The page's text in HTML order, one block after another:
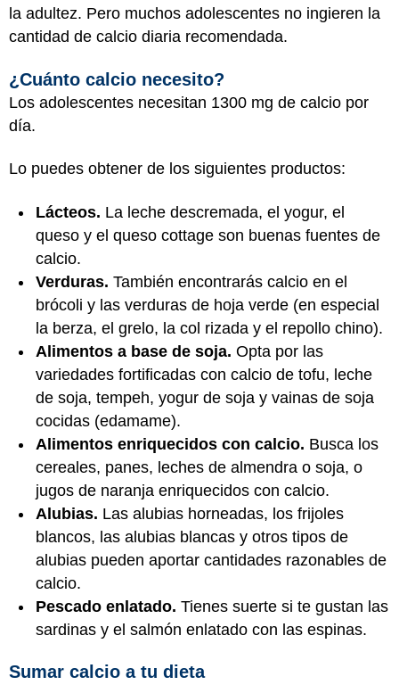
la adultez. Pero muchos adolescentes no ingieren la
cantidad de calcio diaria recomendada.
¿Cuánto calcio necesito?
Los adolescentes necesitan 1300 mg de calcio por
día.
Lo puedes obtener de los siguientes productos:
Lácteos. La leche descremada, el yogur, el
queso y el queso cottage son buenas fuentes de
calcio.
Verduras. También encontrarás calcio en el
brócoli y las verduras de hoja verde (en especial
la berza, el grelo, la col rizada y el repollo chino).
Alimentos a base de soja. Opta por las
variedades fortificadas con calcio de tofu, leche
de soja, tempeh, yogur de soja y vainas de soja
cocidas (edamame).
Alimentos enriquecidos con calcio. Busca los
cereales, panes, leches de almendra o soja, o
jugos de naranja enriquecidos con calcio.
Alubias. Las alubias horneadas, los frijoles
blancos, las alubias blancas y otros tipos de
alubias pueden aportar cantidades razonables de
calcio.
Pescado enlatado. Tienes suerte si te gustan las
sardinas y el salmón enlatado con las espinas.
Sumar calcio a tu dieta